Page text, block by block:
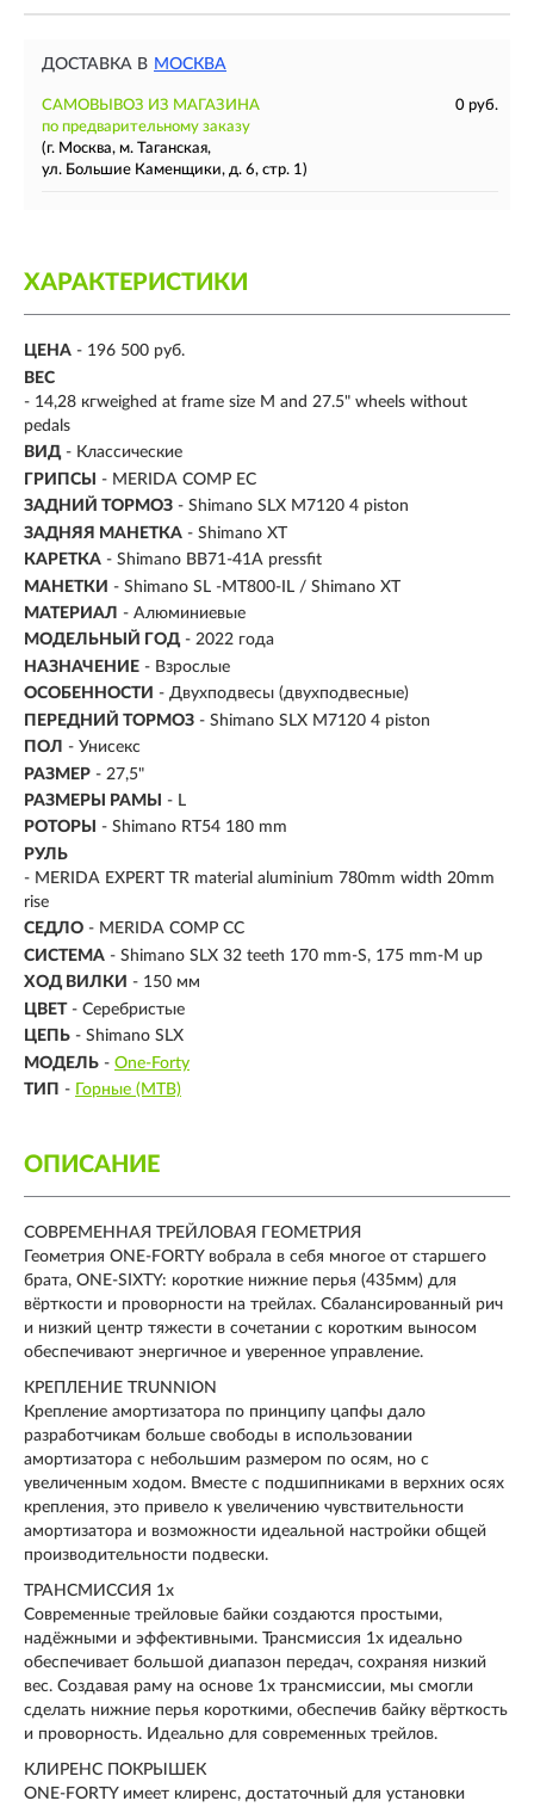
ДОСТАВКА В МОСКВА
САМОВЫВОЗ ИЗ МАГАЗИНА
0 руб.
по предварительному заказу
(г. Москва, м. Таганская,
ул. Большие Каменщики, д. 6, стр. 1)
ХАРАКТЕРИСТИКИ
ЦЕНА - 196 500 руб.
ВЕС
- 14,28 кгweighed at frame size M and 27.5" wheels without
pedals
ВИД - Классические
ГРИПСЫ
- MERIDA COMP EC
ЗАДНИЙ ТОРМОЗ - Shimano SLX M7120 4 piston
ЗАДНЯЯ МАНЕТКА - Shimano XT
КАРЕТКА - Shimano BB71-41A pressfit
МАНЕТКИ - Shimano SL -MT800-IL / Shimano XT
МАТЕРИАЛ - Алюминиевые
МОДЕЛЬНЫЙ ГОД - 2022 года
НАЗНАЧЕНИЕ - Взрослые
ОСОБЕННОСТИ - Двухподвесы (двухподвесные)
ПЕРЕДНИЙ ТОРМОЗ - Shimano SLX M7120 4 piston
ПОЛ - Унисекс
РАЗМЕР - 27,5"
РАЗМЕРЫ РАМЫ
- L
РОТОРЫ
- Shimano RT54 180 mm
РУЛЬ
- MERIDA EXPERT TR material aluminium 780mm width 20mm
rise
СЕДЛО - MERIDA COMP CC
СИСТЕМА - Shimano SLX 32 teeth 170 mm-S, 175 mm-M up
ХОД ВИЛКИ - 150 мм
ЦВЕТ - Серебристые
ЦЕПЬ - Shimano SLX
МОДЕЛЬ - One-Forty
ТИП - Горные (MTB)
ОПИСАНИЕ
СОВРЕМЕННАЯ ТРЕЙЛОВАЯ ГЕОМЕТРИЯ
Геометрия ONE-FORTY вобрала в себя многое от старшего
брата, ONE-SIXTY: короткие нижние перья (435мм) для
вёрткости и проворности на трейлах. Сбалансированный рич
и низкий центр тяжести в сочетании с коротким выносом
обеспечивают энергичное и уверенное управление.
КРЕПЛЕНИЕ TRUNNION
Крепление амортизатора по принципу цапфы дало
разработчикам больше свободы в использовании
амортизатора с небольшим размером по осям, но с
увеличенным ходом. Вместе с подшипниками в верхних осях
крепления, это привело к увеличению чувствительности
амортизатора и возможности идеальной настройки общей
производительности подвески.
ТРАНСМИССИЯ 1x
Современные трейловые байки создаются простыми,
надёжными и эффективными. Трансмиссия 1х идеально
обеспечивает большой диапазон передач, сохраняя низкий
вес. Создавая раму на основе 1х трансмиссии, мы смогли
сделать нижние перья короткими, обеспечив байку вёрткость
и проворность. Идеально для современных трейлов.
КЛИРЕНС ПОКРЫШЕК
ONE-FORTY имеет клиренс, достаточный для установки